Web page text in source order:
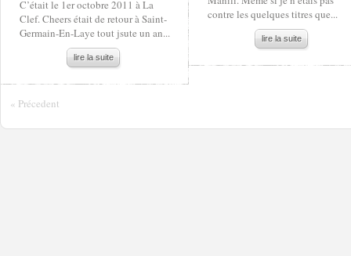
C’était le 1er octobre 2011 à La
Clef. Cheers était de retour à Saint-
Germain-En-Laye tout jsute un an...
lire la suite
contre les quelques titres que...
lire la suite
« Précedent